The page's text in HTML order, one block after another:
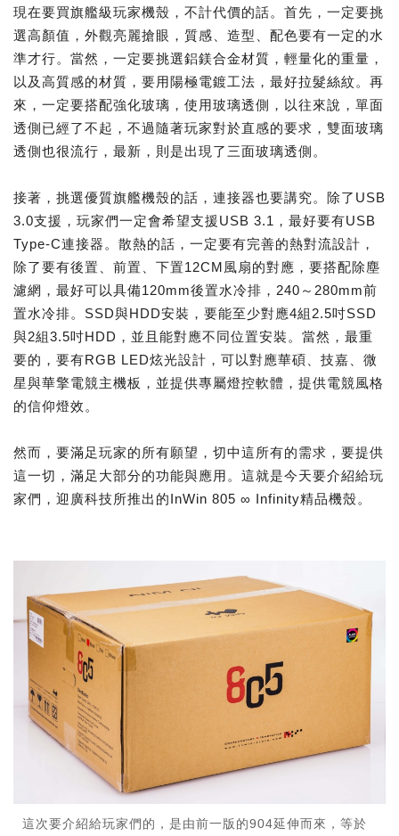
現在要買旗艦級玩家機殼，不計代價的話。首先，一定要挑
選高顏值，外觀亮麗搶眼，質感、造型、配色要有一定的水
準才行。當然，一定要挑選鋁鎂合金材質，輕量化的重量，
以及高質感的材質，要用陽極電鍍工法，最好拉髮絲紋。再
來，一定要搭配強化玻璃，使用玻璃透側，以往來說，單面
透側已經了不起，不過隨著玩家對於直感的要求，雙面玻璃
透側也很流行，最新，則是出現了三面玻璃透側。
接著，挑選優質旗艦機殼的話，連接器也要講究。除了USB
3.0支援，玩家們一定會希望支援USB 3.1，最好要有USB
Type-C連接器。散熱的話，一定要有完善的熱對流設計，
除了要有後置、前置、下置12CM風扇的對應，要搭配除塵
濾網，最好可以具備120mm後置水冷排，240～280mm前
置水冷排。SSD與HDD安裝，要能至少對應4組2.5吋SSD
與2組3.5吋HDD，並且能對應不同位置安裝。當然，最重
要的，要有RGB LED炫光設計，可以對應華碩、技嘉、微
星與華擎電競主機板，並提供專屬燈控軟體，提供電競風格
的信仰燈效。
然而，要滿足玩家的所有願望，切中這所有的需求，要提供
這一切，滿足大部分的功能與應用。這就是今天要介紹給玩
家們，迎廣科技所推出的InWin 805 ∞ Infinity精品機殼。
這次要介紹給玩家們的，是由前一版的904延伸而來，等於